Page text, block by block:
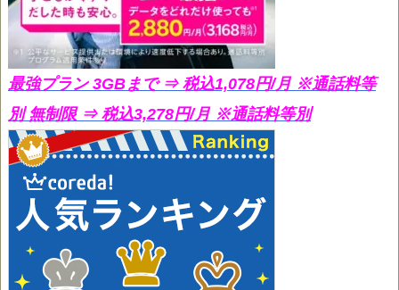
最強プラン 3GBまで ⇒ 税込1,078円/月 ※通話料等
別 無制限 ⇒ 税込3,278円/月 ※通話料等別